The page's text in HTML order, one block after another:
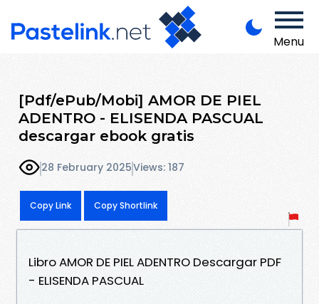
Menu
[Pdf/ePub/Mobi] AMOR DE PIEL
ADENTRO - ELISENDA PASCUAL
descargar ebook gratis
28 February 2025Views: 187
Copy Link Copy Shortlink
Libro AMOR DE PIEL ADENTRO Descargar PDF
- ELISENDA PASCUAL